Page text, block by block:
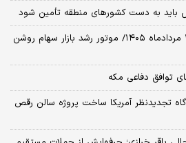
باید به دست کشورهای منطقه تأمین شود
پیش بینی بورس فردا شنبه ۱۷ مردادماه ۱۴۰۵/ موتور رشد بازار سهام روشن
توافق دفاعی مکه
تجدیدنظر آمریکا ساخت پروژه سالن رقص